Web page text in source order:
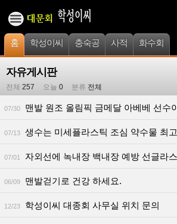
홈 학성이씨 충숙공 사적 화수회
자유게시판
전체 257 오늘 0 분류 전체
07/30 맨발 원조 올림픽 금메달 아베베 선수
07/13 생수는 미세플라스틱 조심 약수물 최
07/01 자외선에 녹내장 백내장 예방 선글라
06/09 맨발걷기로 건강 하세요.
12/23 학성이씨 대종회 사무실 위치 문의